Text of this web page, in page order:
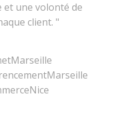
une volonté de
client. "